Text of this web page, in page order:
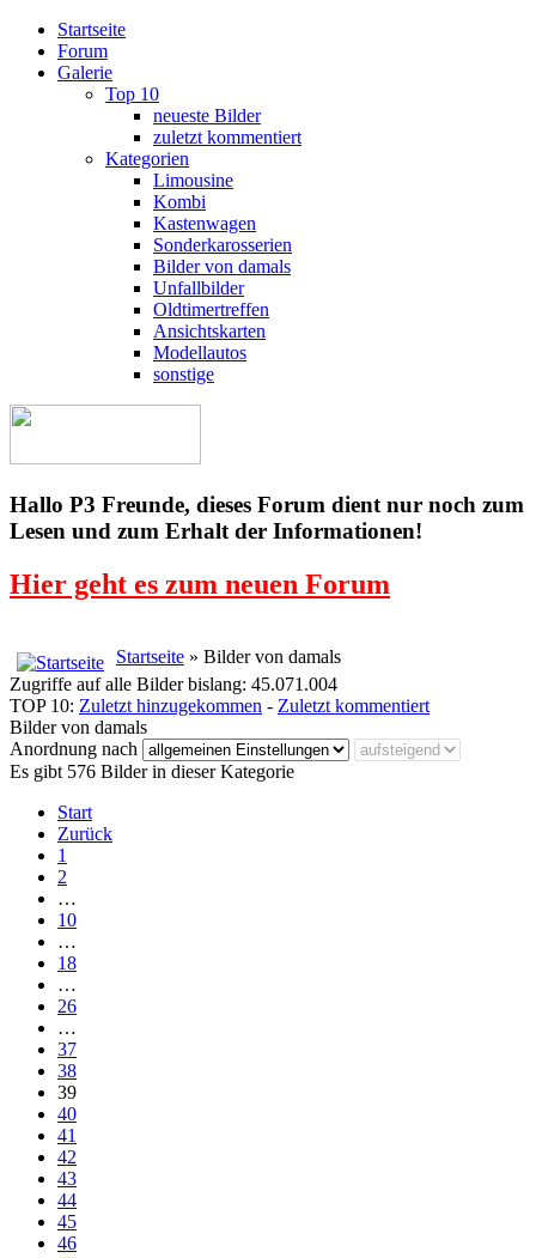
Startseite
Forum
Galerie
Top 10
neueste Bilder
zuletzt kommentiert
Kategorien
Limousine
Kombi
Kastenwagen
Sonderkarosserien
Bilder von damals
Unfallbilder
Oldtimertreffen
Ansichtskarten
Modellautos
sonstige
Hallo P3 Freunde, dieses Forum dient nur noch zum
Lesen und zum Erhalt der Informationen!
Hier geht es zum neuen Forum
Startseite » Bilder von damals
Zugriffe auf alle Bilder bislang: 45.071.004
TOP 10: Zuletzt hinzugekommen - Zuletzt kommentiert
Bilder von damals
Anordnung nach
Es gibt 576 Bilder in dieser Kategorie
Start
Zurück
1
2
…
10
…
18
…
26
…
37
38
39
40
41
42
43
44
45
46